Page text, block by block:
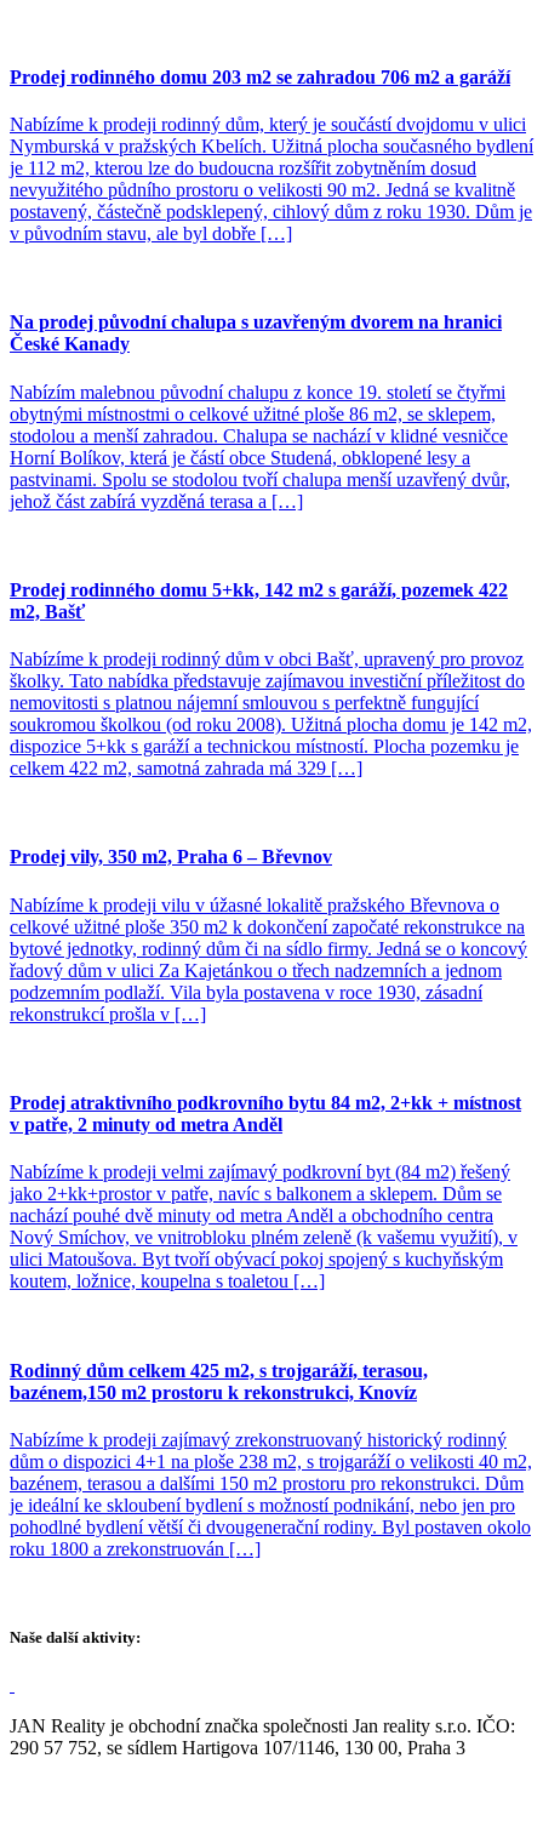
Prodej rodinného domu 203 m2 se zahradou 706 m2 a garáží
Nabízíme k prodeji rodinný dům, který je součástí dvojdomu v ulici
Nymburská v pražských Kbelích. Užitná plocha současného bydlení
je 112 m2, kterou lze do budoucna rozšířit zobytněním dosud
nevyužitého půdního prostoru o velikosti 90 m2. Jedná se kvalitně
postavený, částečně podsklepený, cihlový dům z roku 1930. Dům je
v původním stavu, ale byl dobře […]
Na prodej původní chalupa s uzavřeným dvorem na hranici
České Kanady
Nabízím malebnou původní chalupu z konce 19. století se čtyřmi
obytnými místnostmi o celkové užitné ploše 86 m2, se sklepem,
stodolou a menší zahradou. Chalupa se nachází v klidné vesničce
Horní Bolíkov, která je částí obce Studená, obklopené lesy a
pastvinami. Spolu se stodolou tvoří chalupa menší uzavřený dvůr,
jehož část zabírá vyzděná terasa a […]
Prodej rodinného domu 5+kk, 142 m2 s garáží, pozemek 422
m2, Bašť
Nabízíme k prodeji rodinný dům v obci Bašť, upravený pro provoz
školky. Tato nabídka představuje zajímavou investiční příležitost do
nemovitosti s platnou nájemní smlouvou s perfektně fungující
soukromou školkou (od roku 2008). Užitná plocha domu je 142 m2,
dispozice 5+kk s garáží a technickou místností. Plocha pozemku je
celkem 422 m2, samotná zahrada má 329 […]
Prodej vily, 350 m2, Praha 6 – Břevnov
Nabízíme k prodeji vilu v úžasné lokalitě pražského Břevnova o
celkové užitné ploše 350 m2 k dokončení započaté rekonstrukce na
bytové jednotky, rodinný dům či na sídlo firmy. Jedná se o koncový
řadový dům v ulici Za Kajetánkou o třech nadzemních a jednom
podzemním podlaží. Vila byla postavena v roce 1930, zásadní
rekonstrukcí prošla v […]
Prodej atraktivního podkrovního bytu 84 m2, 2+kk + místnost
v patře, 2 minuty od metra Anděl
Nabízíme k prodeji velmi zajímavý podkrovní byt (84 m2) řešený
jako 2+kk+prostor v patře, navíc s balkonem a sklepem. Dům se
nachází pouhé dvě minuty od metra Anděl a obchodního centra
Nový Smíchov, ve vnitrobloku plném zeleně (k vašemu využití), v
ulici Matoušova. Byt tvoří obývací pokoj spojený s kuchyňským
koutem, ložnice, koupelna s toaletou […]
Rodinný dům celkem 425 m2, s trojgaráží, terasou,
bazénem,150 m2 prostoru k rekonstrukci, Knovíz
Nabízíme k prodeji zajímavý zrekonstruovaný historický rodinný
dům o dispozici 4+1 na ploše 238 m2, s trojgaráží o velikosti 40 m2,
bazénem, terasou a dalšími 150 m2 prostoru pro rekonstrukci. Dům
je ideální ke skloubení bydlení s možností podnikání, nebo jen pro
pohodlné bydlení větší či dvougenerační rodiny. Byl postaven okolo
roku 1800 a zrekonstruován […]
Naše další aktivity:
JAN Reality je obchodní značka společnosti Jan reality s.r.o. IČO:
290 57 752, se sídlem Hartigova 107/1146, 130 00, Praha 3